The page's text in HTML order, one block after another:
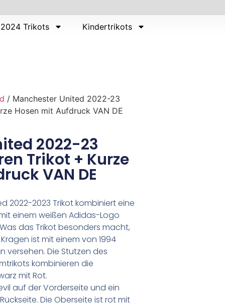
Trikots Kindertrikots
/ Manchester United 2022-23
Hosen mit Aufdruck VAN DE
2022-23
Trikot + Kurze
VAN DE
2022-2023 Trikot kombiniert eine
einem weißen Adidas-Logo
das Trikot besonders macht,
ist mit einem von 1994
versehen. Die Stutzen des
kombinieren die
mit Rot.
auf der Vorderseite und ein
Die Oberseite ist rot mit